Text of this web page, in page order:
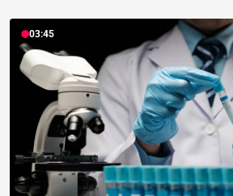
03:45